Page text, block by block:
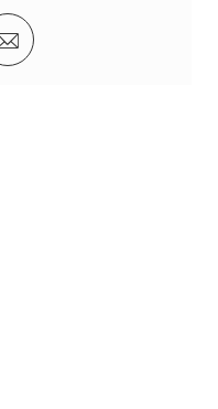
přes LinkedIn
Sdílet e-mailem